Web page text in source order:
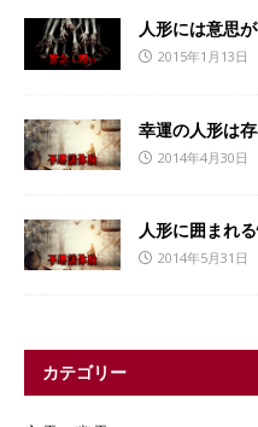
人形には意思
2015年1月13日
幸運の人形は
2014年4月30日
人形に囲まれ
2014年5月31日
カテゴリー